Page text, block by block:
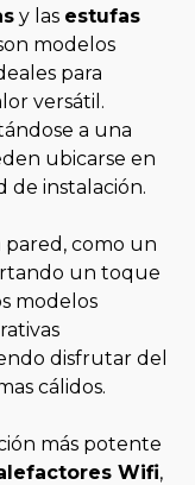
y las estufas
modelos
para
versátil.
a una
ubicarse en
de instalación.
pared, como un
un toque
modelos
disfrutar del
cálidos.
más potente
Wifi,